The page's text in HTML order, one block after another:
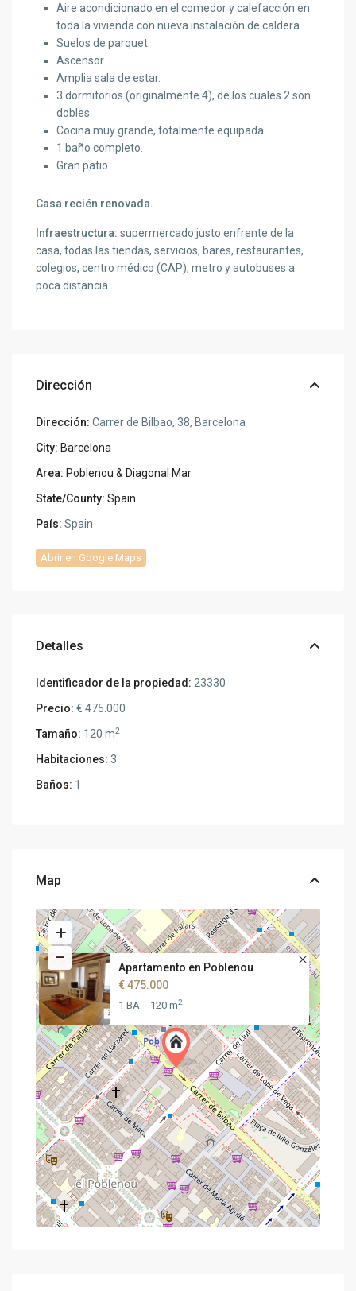
Aire acondicionado en el comedor y calefacción en
toda la vivienda con nueva instalación de caldera.
Suelos de parquet.
Ascensor.
Amplia sala de estar.
3 dormitorios (originalmente 4), de los cuales 2 son
dobles.
Cocina muy grande, totalmente equipada.
1 baño completo.
Gran patio.
Casa recién renovada.
Infraestructura: supermercado justo enfrente de la
casa, todas las tiendas, servicios, bares, restaurantes,
colegios, centro médico (CAP), metro y autobuses a
poca distancia.
Dirección
Dirección: Carrer de Bilbao, 38, Barcelona
City: Barcelona
Area: Poblenou & Diagonal Mar
State/County: Spain
País: Spain
Abrir en Google Maps
Detalles
Identificador de la propiedad: 23330
Precio: € 475.000
Tamaño: 120 m2
Habitaciones: 3
Baños: 1
Map
Apartamento en Poblenou
€ 475.000
1 BA 120 m2